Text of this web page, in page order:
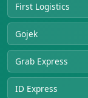
First Logistics
Gojek
Grab Express
ID Express